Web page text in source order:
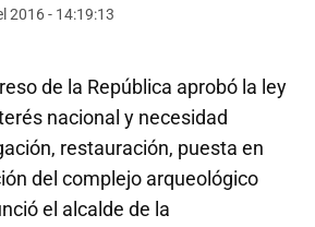
2016 - 14:19:13
de la República aprobó la ley
nacional y necesidad
restauración, puesta en
del complejo arqueológico
el alcalde de la